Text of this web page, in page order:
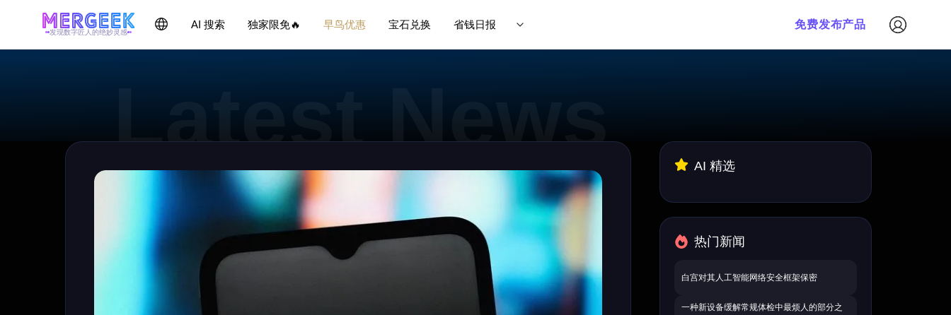
发现数字匠人的绝妙灵感
AI 搜索 独家限免🔥 早鸟优惠 宝石兑换 省钱日报 免费发布产品
AI 精选
热门新闻
白宫对其人工智能网络安全框架保密
一种新设备缓解常规体检中最烦人的部分之